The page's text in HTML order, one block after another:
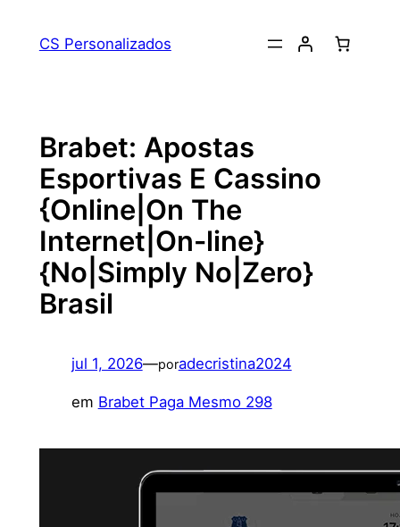
CS Personalizados
Brabet: Apostas
Esportivas E Cassino
{Online|On The
Internet|On-line}
{No|Simply No|Zero}
Brasil
jul 1, 2026—poradecristina2024
em Brabet Paga Mesmo 298